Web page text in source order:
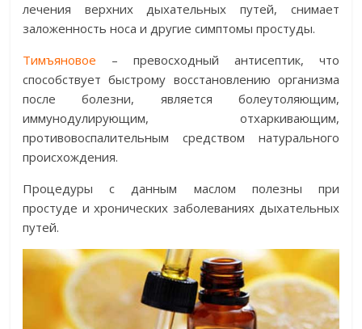
лечения верхних дыхательных путей, снимает
заложенность носа и другие симптомы простуды.
Тимъяновое – превосходный антисептик, что
способствует быстрому восстановлению организма
после болезни, является болеутоляющим,
иммунодулирующим, отхаркивающим,
противовоспалительным средством натурального
происхождения.
Процедуры с данным маслом полезны при
простуде и хронических заболеваниях дыхательных
путей.